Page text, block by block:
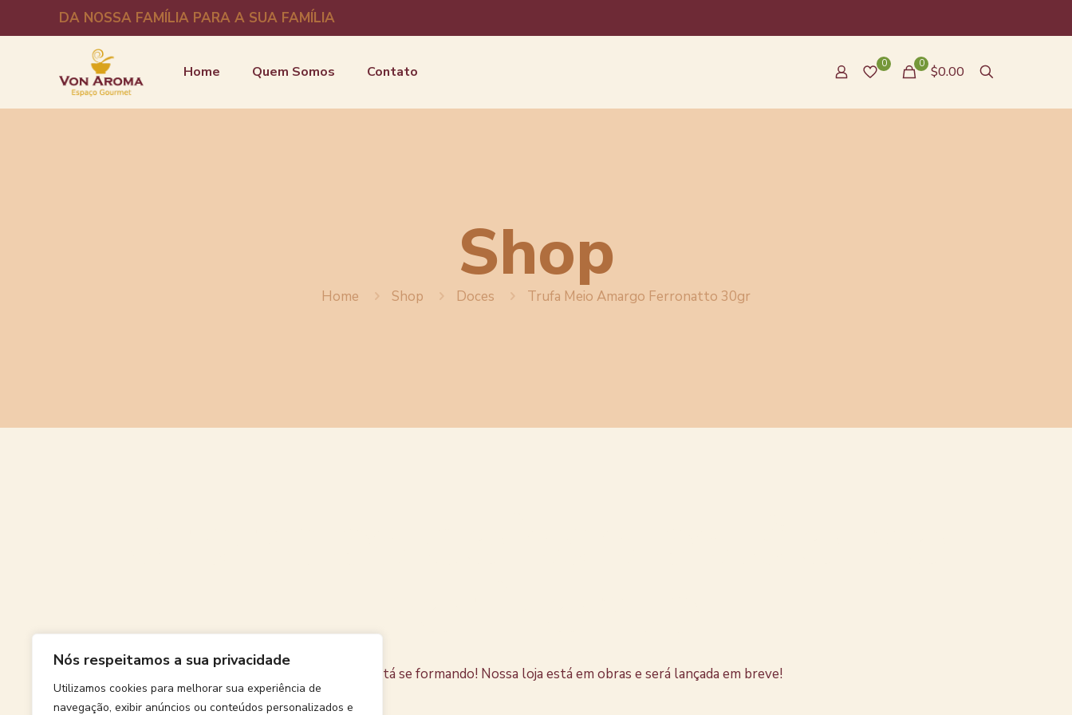
Nós respeitamos a sua privacidade
Utilizamos cookies para melhorar sua experiência de
navegação, exibir anúncios ou conteúdos personalizados e
DA NOSSA FAMÍLIA PARA A SUA FAMÍLIA
Home Quem Somos Contato 0 0 $0.00
Shop
Home Shop Doces Trufa Meio Amargo Ferronatto 30gr
Algo grande está se formando! Nossa loja está em obras e será lançada em breve!